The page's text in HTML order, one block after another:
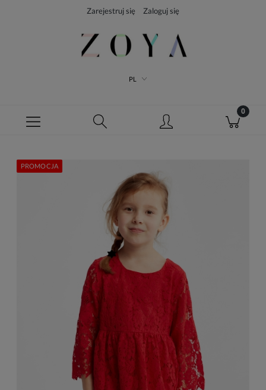
Zarejestruj się Zaloguj się
PL
PROMOCJA